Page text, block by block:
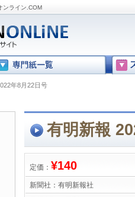
ンライン.COM
年8月22日号
有明新報
定価： ¥140
新聞社： 有明新報社